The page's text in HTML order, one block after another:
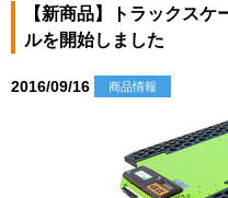
【新商品】トラックス
ルを開始しました
2016/09/16 商品情報